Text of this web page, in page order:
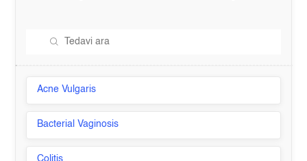
Acne Vulgaris
Bacterial Vaginosis
Colitis